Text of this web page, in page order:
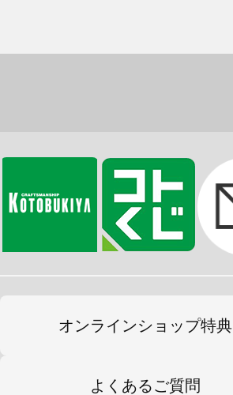
オンラインショップ特典
よくあるご質問